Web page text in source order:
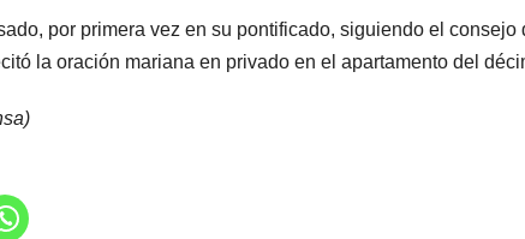
por primera vez en su pontificado, siguiendo el consejo
la oración mariana en privado en el apartamento del